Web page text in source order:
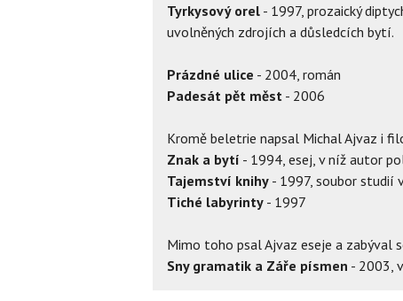
Tyrkysový orel - 1997, prozaický
uvolněných zdrojích a důsledcích bytí.
Prázdné ulice - 2004, román
Padesát pět měst - 2006
Kromě beletrie napsal Michal Ajvaz i
Znak a bytí - 1994, esej, v níž autor
Tajemství knihy - 1997, soubor studií
Tiché labyrinty - 1997
Mimo toho psal Ajvaz eseje a zabýval
Sny gramatik a Záře písmen - 2003,